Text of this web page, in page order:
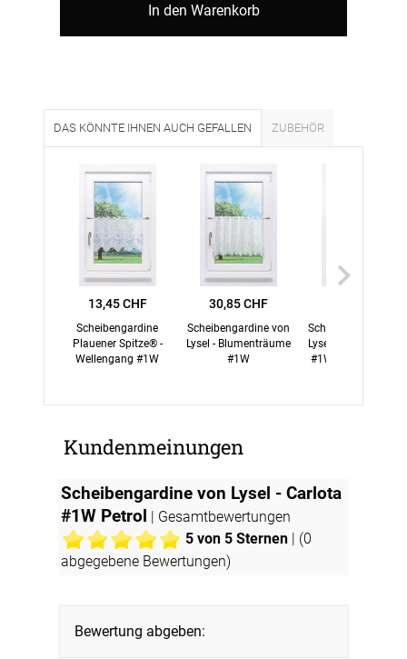
In den Warenkorb
DAS KÖNNTE IHNEN AUCH GEFALLEN ZUBEHÖR
13,45 CHF
Scheibengardine
Plauener Spitze® -
Wellengang #1W
30,85 CHF
Scheibengardine von
Lysel - Blumenträume
#1W
Scheibengardine
Lysel -
#1W in
Kundenmeinungen
Scheibengardine von Lysel - Carlota
#1W Petrol | Gesamtbewertungen
5 von 5 Sternen | (0
abgegebene Bewertungen)
Bewertung abgeben: